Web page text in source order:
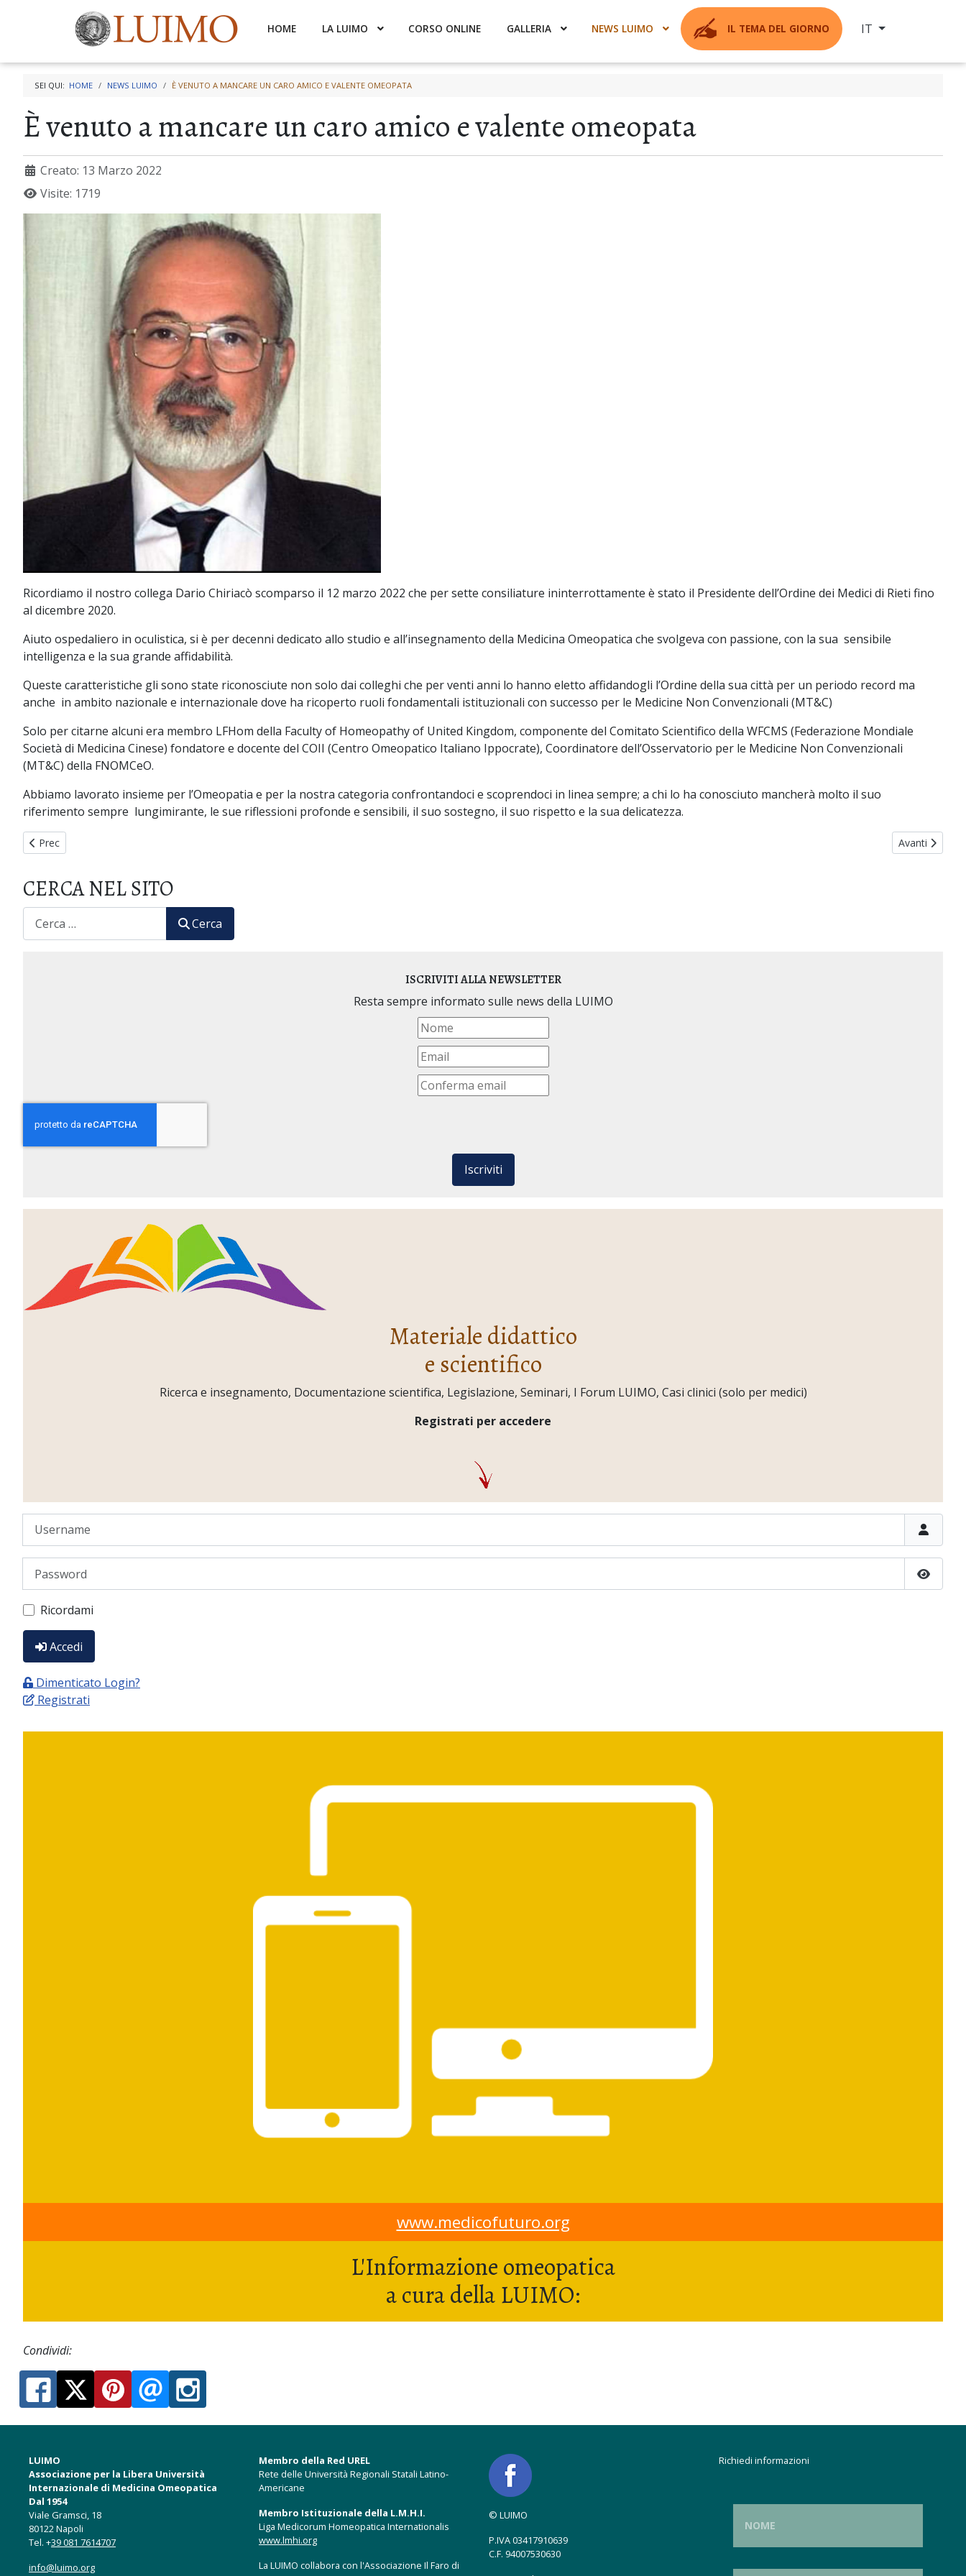
HOME LA LUIMO CORSO ONLINE GALLERIA NEWS LUIMO IL TEMA DEL GIORNO Seleziona la tua
IT
SEI QUI: HOME NEWS LUIMO È VENUTO A MANCARE UN CARO AMICO E VALENTE OMEOPATA
È venuto a mancare un caro amico e valente omeopata
Creato: 13 Marzo 2022
Visite: 1719
Ricordiamo il nostro collega Dario Chiriacò scomparso il 12 marzo 2022 che per sette consiliature ininterrottamente è stato il Presidente dell’Ordine dei Medici di Rieti fino
al dicembre 2020.
Aiuto ospedaliero in oculistica, si è per decenni dedicato allo studio e all’insegnamento della Medicina Omeopatica che svolgeva con passione, con la sua sensibile
intelligenza e la sua grande affidabilità.
Queste caratteristiche gli sono state riconosciute non solo dai colleghi che per venti anni lo hanno eletto affidandogli l’Ordine della sua città per un periodo record ma
anche in ambito nazionale e internazionale dove ha ricoperto ruoli fondamentali istituzionali con successo per le Medicine Non Convenzionali (MT&C)
Solo per citarne alcuni era membro LFHom della Faculty of Homeopathy of United Kingdom, componente del Comitato Scientifico della WFCMS (Federazione Mondiale
Società di Medicina Cinese) fondatore e docente del COII (Centro Omeopatico Italiano Ippocrate), Coordinatore dell’Osservatorio per le Medicine Non Convenzionali
(MT&C) della FNOMCeO.
Abbiamo lavorato insieme per l’Omeopatia e per la nostra categoria confrontandoci e scoprendoci in linea sempre; a chi lo ha conosciuto mancherà molto il suo
riferimento sempre lungimirante, le sue riflessioni profonde e sensibili, il suo sostegno, il suo rispetto e la sua delicatezza.
Articolo precedente: Santa Pasqua 2022
Prec Articolo
Avanti
CERCA NEL SITO
CERCA
Cerca
ISCRIVITI ALLA NEWSLETTER
Resta sempre informato sulle news della LUIMO
Iscriviti
Materiale didattico
e scientifico
Ricerca e insegnamento, Documentazione scientifica, Legislazione, Seminari, I Forum LUIMO, Casi clinici (solo per medici)
Registrati per accedere
Username
Show
Ricordami
Accedi
Dimenticato Login?
Registrati
www.medicofuturo.org
L'Informazione omeopatica
a cura della LUIMO:
Condividi:
LUIMO
Associazione per la Libera Università
Internazionale di Medicina Omeopatica
Dal 1954
Viale Gramsci, 18
80122 Napoli
Tel. +39 081 7614707
info@luimo.org
Membro della Red UREL
Rete delle Università Regionali Statali Latino-
Americane
Membro Istituzionale della L.M.H.I.
Liga Medicorum Homeopatica Internationalis
www.lmhi.org
La LUIMO collabora con l'Associazione Il Faro di
© LUIMO
P.IVA 03417910639
C.F. 94007530630
Richiedi informazioni